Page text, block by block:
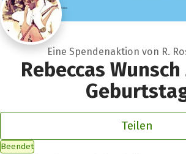
Eine Spendenaktion von R.
Rebeccas
Teilen
Beendet